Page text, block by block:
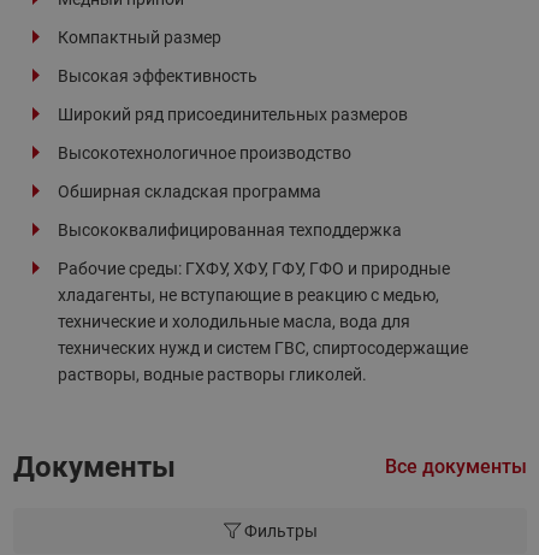
Компактный размер
Высокая эффективность
Широкий ряд присоединительных размеров
Высокотехнологичное производство
Обширная складская программа
Высококвалифицированная техподдержка
Рабочие среды: ГХФУ, ХФУ, ГФУ, ГФО и природные
хладагенты, не вступающие в реакцию с медью,
технические и холодильные масла, вода для
технических нужд и систем ГВС, спиртосодержащие
растворы, водные растворы гликолей.
Документы Все документы
Фильтры